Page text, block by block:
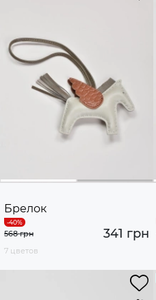
Брелок
341 грн
568 грн
7 цветов